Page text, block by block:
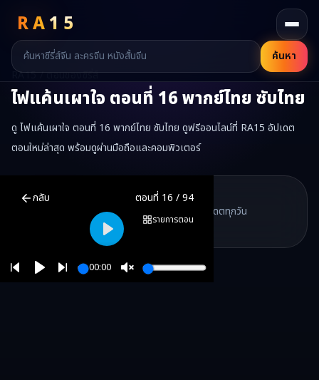
RA15
ค้นหา
RA15 / ตอนของซีรี่ส์
ไฟแค้นเผาใจ ตอนที่ 16พากย์ไทย ซับไทย
ดู ไฟแค้นเผาใจ ตอนที่ 16 พากย์ไทย ซับไทย ดูฟรีออนไลน์ที่ RA15 อัปเดต
ตอนใหม่ล่าสุด พร้อมดูผ่านมือถือและคอมพิวเตอร์
กลับ ตอนที่ 16 /94
รายการตอน
00:00
Play
ไฟแค้นเผาใจ
RA15 เป็นเว็บไซต์ดูซีรี่ส์จีนออนไลน์ฟรี ที่รวบรวมหนังจีน ละครจีน มิ
RA15 Drama
RA15 Drama
รวมซีรี่ส์จีน ละครสั้น หนังแนวตั้ง พากย์ไทย อัปเดตทุกวัน
RA15 Drama